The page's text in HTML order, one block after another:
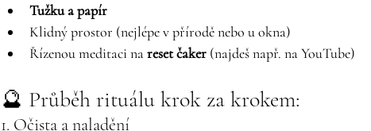
Tužku a papír
Klidný prostor (nejlépe v přírodě nebo u okna)
Řízenou meditaci na reset čaker (najdeš např. na YouTube)
🔮 Průběh rituálu krok za krokem:
1. Očista a naladění